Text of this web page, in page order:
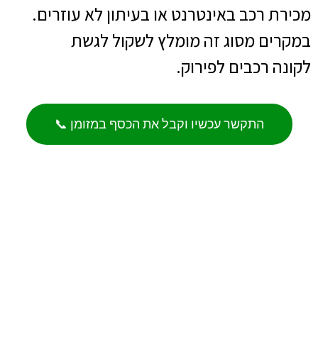
מכירת רכב באינטרנט או בעיתון לא עוזרים.
במקרים מסוג זה מומלץ לשקול לגשת
לקונה רכבים לפירוק.
התקשר עכשיו וקבל את הכסף במזומן 📞